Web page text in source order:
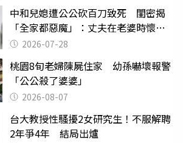
中和兒媳遭公公砍百刀致死 閨密揭
「全家都惡魔」：丈夫在老婆時懷孕
摔東西
2026-07-28
桃園8旬老婦陳屍住家 幼孫嚇壞報警
「公公殺了婆婆」
2026-08-07
台大教授性騷擾2女研究生！不服解聘
2年爭4年 結局出爐